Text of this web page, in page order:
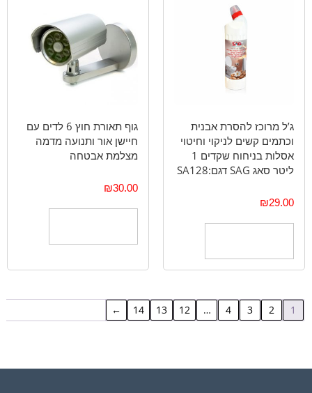
ג’ל מרוכז להסרת אבנית
וכתמים קשים לניקוי וחיטוי
אסלות בניחוח שקדים 1
ליטר סאג SAG דגם:SA128
₪29.00
גוף תאורת חוץ 6 לדים עם
חיישן אור ותנועה מדמה
מצלמת אבטחה
₪30.00
1
2
3
4
…
12
13
14
←